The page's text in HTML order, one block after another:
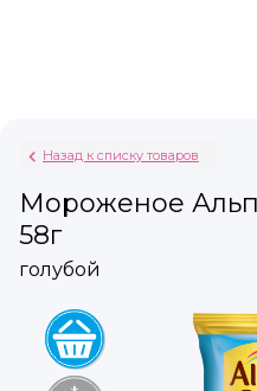
Назад к списку товаров
Мороженое
58г
голубой